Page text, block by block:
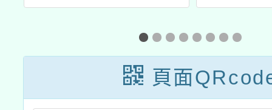
好創意新詩比賽
及孝道教育融入
課程教案甄選頁面